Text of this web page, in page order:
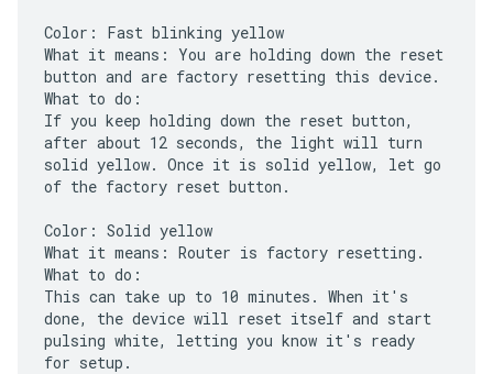
Color: Fast blinking yellow
What it means: You are holding down the reset
button and are factory resetting this device.
What to do:
If you keep holding down the reset button,
after about 12 seconds, the light will turn
solid yellow. Once it is solid yellow, let go
of the factory reset button.
Color: Solid yellow
What it means: Router is factory resetting.
What to do:
This can take up to 10 minutes. When it's
done, the device will reset itself and start
pulsing white, letting you know it's ready
for setup.